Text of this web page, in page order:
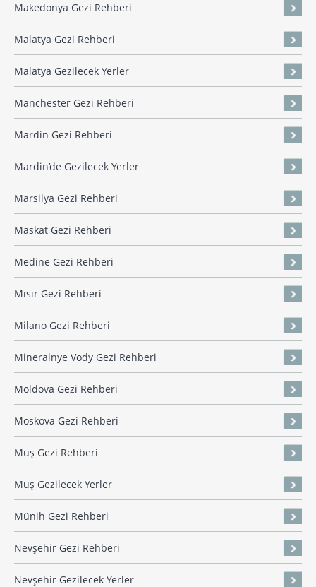
Makedonya Gezi Rehberi
Malatya Gezi Rehberi
Malatya Gezilecek Yerler
Manchester Gezi Rehberi
Mardin Gezi Rehberi
Mardin’de Gezilecek Yerler
Marsilya Gezi Rehberi
Maskat Gezi Rehberi
Medine Gezi Rehberi
Mısır Gezi Rehberi
Milano Gezi Rehberi
Mineralnye Vody Gezi Rehberi
Moldova Gezi Rehberi
Moskova Gezi Rehberi
Muş Gezi Rehberi
Muş Gezilecek Yerler
Münih Gezi Rehberi
Nevşehir Gezi Rehberi
Nevşehir Gezilecek Yerler